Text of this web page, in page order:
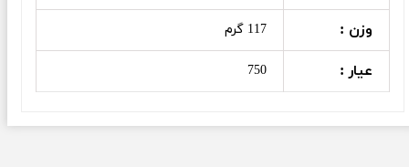
وزن : 117 گرم
عیار : 750